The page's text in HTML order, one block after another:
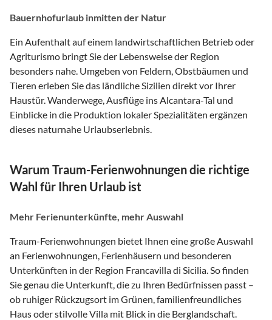
Bauernhofurlaub inmitten der Natur
Ein Aufenthalt auf einem landwirtschaftlichen Betrieb oder
Agriturismo bringt Sie der Lebensweise der Region
besonders nahe. Umgeben von Feldern, Obstbäumen und
Tieren erleben Sie das ländliche Sizilien direkt vor Ihrer
Haustür. Wanderwege, Ausflüge ins Alcantara-Tal und
Einblicke in die Produktion lokaler Spezialitäten ergänzen
dieses naturnahe Urlaubserlebnis.
Warum Traum-Ferienwohnungen die richtige
Wahl für Ihren Urlaub ist
Mehr Ferienunterkünfte, mehr Auswahl
Traum-Ferienwohnungen bietet Ihnen eine große Auswahl
an Ferienwohnungen, Ferienhäusern und besonderen
Unterkünften in der Region Francavilla di Sicilia. So finden
Sie genau die Unterkunft, die zu Ihren Bedürfnissen passt –
ob ruhiger Rückzugsort im Grünen, familienfreundliches
Haus oder stilvolle Villa mit Blick in die Berglandschaft.